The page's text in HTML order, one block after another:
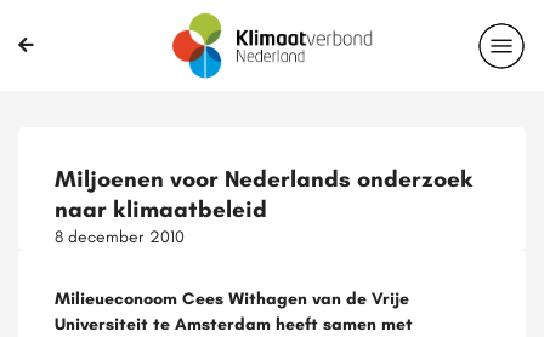
Miljoenen voor Nederlands onderzoek
naar klimaatbeleid
8 december 2010
Milieueconoom Cees Withagen van de Vrije
Universiteit te Amsterdam heeft samen met